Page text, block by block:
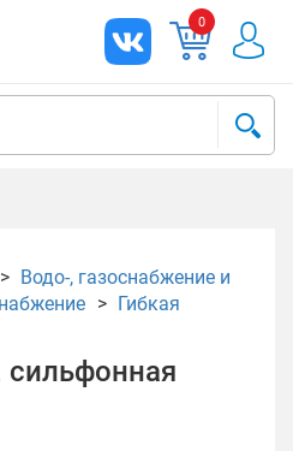
0
Водо-, газоснабжение и
Гибкая
сильфонная